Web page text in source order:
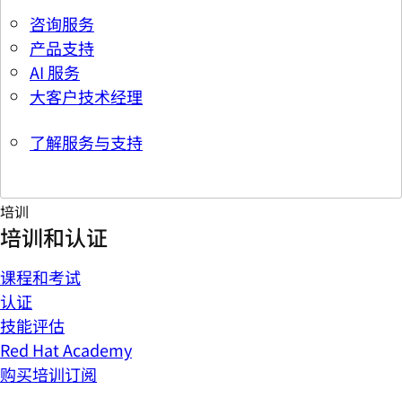
咨询服务
产品支持
AI 服务
大客户技术经理
了解服务与支持
培训
培训和认证
课程和考试
认证
技能评估
Red Hat Academy
购买培训订阅